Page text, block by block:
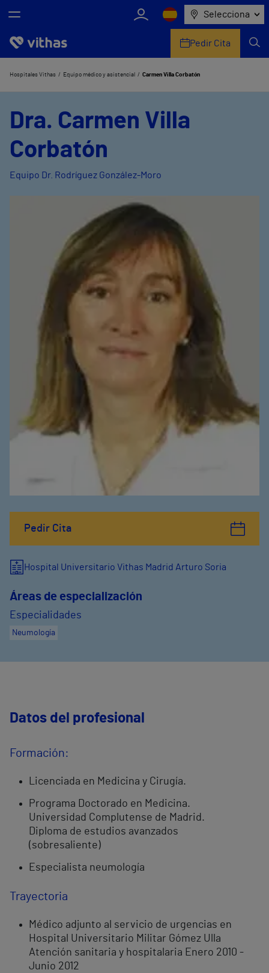
Selecciona
Nosotros
Pedir Cita
Hospitales Vithas Equipo médico y asistencial Carmen Villa Corbatón
Pedir Cita
Dra. Carmen Villa
Corbatón
Equipo Dr. Rodríguez González-Moro
Hospital Universitario Vithas Madrid Arturo Soria
Áreas de especialización
Especialidades
Neumología
Datos del profesional
Formación:
Licenciada en Medicina y Cirugía.
Programa Doctorado en Medicina.
Universidad Complutense de Madrid.
Diploma de estudios avanzados
(sobresaliente)
Especialista neumología
Trayectoria
Médico adjunto al servicio de urgencias en
Hospital Universitario Militar Gómez Ulla
Atención sanitaria y hospitalaria Enero 2010 -
Junio 2012